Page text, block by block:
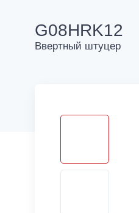
G08HRK12
Ввертный штуцер